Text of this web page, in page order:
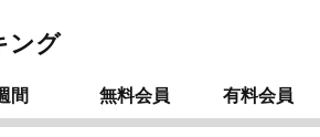
ング
間 無料会員 有料会員